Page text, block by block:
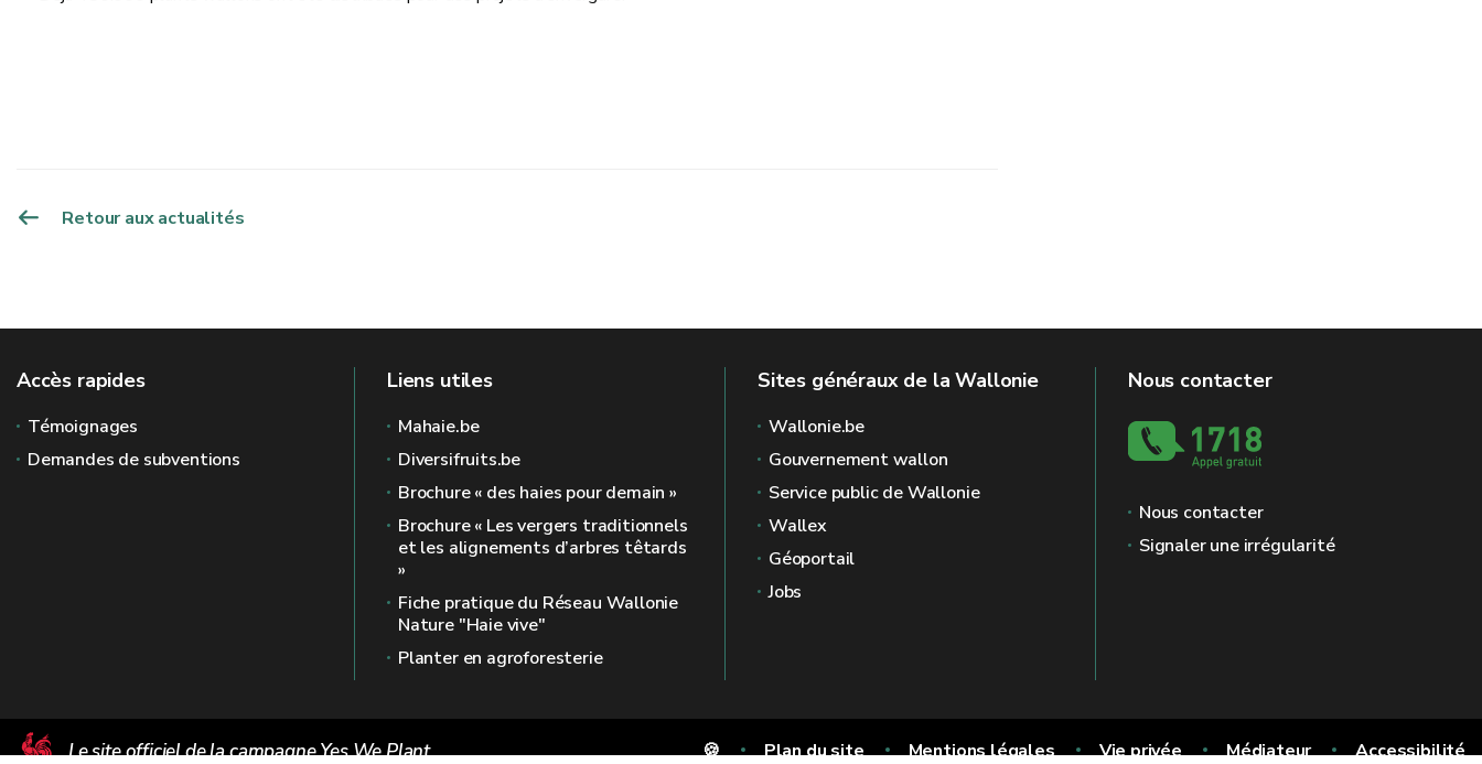
Retour aux actualités
Accès rapides
Témoignages
Demandes de subventions
Liens utiles
Mahaie.be
Diversifruits.be
Brochure « des haies pour demain »
Brochure « Les vergers traditionnels
et les alignements d’arbres têtards
»
Fiche pratique du Réseau Wallonie
Nature "Haie vive"
Planter en agroforesterie
Sites généraux de la Wallonie
Wallonie.be
Gouvernement wallon
Service public de Wallonie
Wallex
Géoportail
Jobs
Nous contacter
Nous contacter
Signaler une irrégularité
Le site officiel de la campagne Yes We Plant 🍪 Plan du site Mentions légales Vie privée Médiateur Accessibilité